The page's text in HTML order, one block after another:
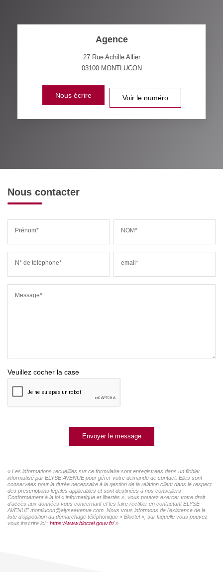
Agence
27 Rue Achille Allier
03100 MONTLUCON
Nous écrire Voir le numéro
Nous contacter
Prénom* NOM*
N° de téléphone* email*
Message*
Veuillez cocher la case
Envoyer le message
« Les informations recueillies sur ce formulaire sont enregistrées dans un fichier
informatisé par ELYSE AVENUE pour gérer votre demande de contact. Elles sont
conservées pour la durée nécessaire à la gestion de la relation client dans le respect
des prescriptions légales applicables et sont destinées à nos conseillers
Conformément à la loi « informatique et libertés », vous pouvez exercer votre droit
d'accès aux données vous concernant et les faire rectifier en contactant ELYSE
AVENUE montlucon@elyseavenue.com. Nous vous informons de l'existence de la
liste d'opposition au démarchage téléphonique « Bloctel », sur laquelle vous pouvez
vous inscrire ici : https://www.bloctel.gouv.fr/»